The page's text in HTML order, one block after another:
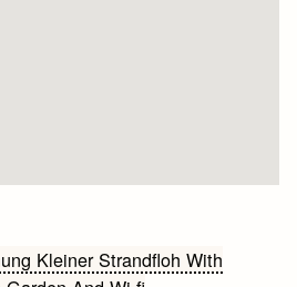
Kleiner Strandfloh With